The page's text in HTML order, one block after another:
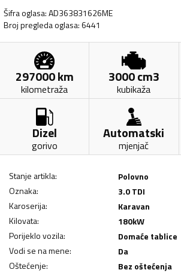
Šifra oglasa:AD363831626ME
Broj pregleda oglasa:6441
297000km
kilometraža
3000cm3
kubikaža
Dizel
gorivo
Automatski
mjenjač
Stanje artikla:
Polovno
Oznaka:
3.0 TDI
Karoserija:
Karavan
Kilovata: 180kW
Porijeklo vozila:
Domaće tablice
Vodi se na mene:
Da
Oštećenje:
Bez oštećenja